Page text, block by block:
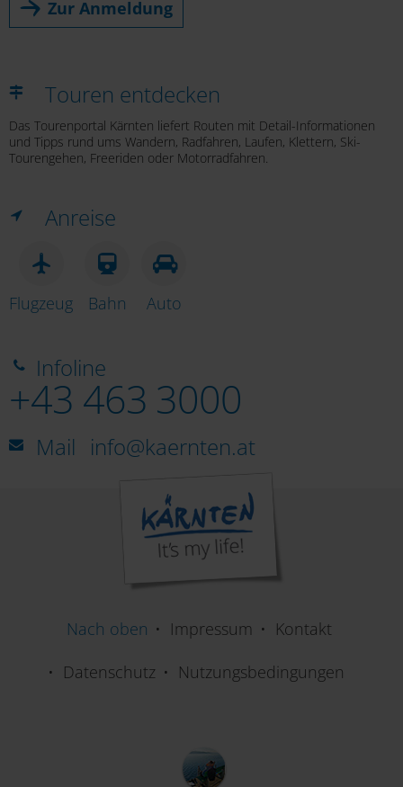
Zur Anmeldung
Touren entdecken
Das Tourenportal Kärnten liefert Routen mit Detail-Informationen
und Tipps rund ums Wandern, Radfahren, Laufen, Klettern, Ski-
Tourengehen, Freeriden oder Motorradfahren.
Anreise
Flugzeug Bahn Auto
Infoline
+43 463 3000
Mail info@kaernten.at
Nach oben Impressum
Kontakt
Datenschutz
Nutzungsbedingungen